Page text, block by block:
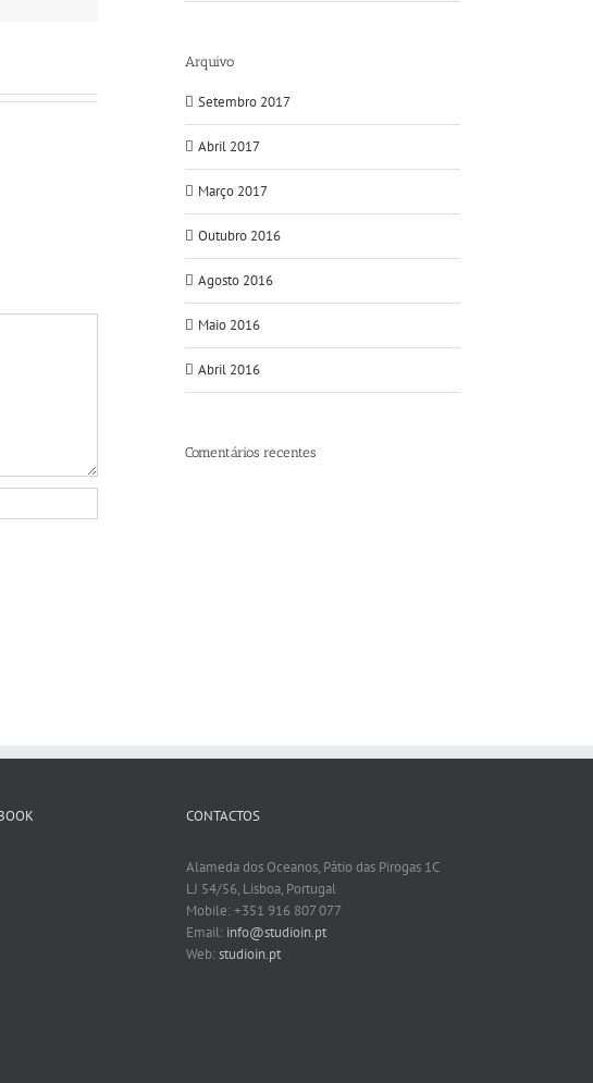
Arquivo
Setembro 2017
Abril 2017
Março 2017
Outubro 2016
Agosto 2016
Maio 2016
Abril 2016
Comentários recentes
CONTACTOS
Alameda dos Oceanos, Pátio das Pirogas 1C
LJ 54/56, Lisboa, Portugal
Mobile: +351 916 807 077
Email: info@studioin.pt
Web:studioin.pt